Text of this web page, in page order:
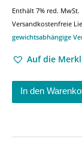
Enthält 7% red. MwSt.
Versandkostenfreie
gewichtsabhängige
Auf die
In den